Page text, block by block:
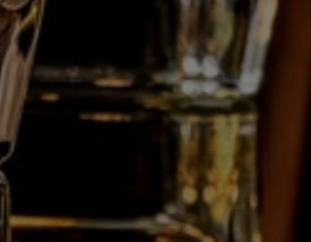
Professionals
Contact
Volg ons op:
Webdesign by IDcreation 2021
Cookie policy
sociale media en advertentiepartners, die deze kunnen combineren met andere
informatie die u aan hen heeft verstrekt of die zij hebben verzameld op basis van uw
gebruik van hun diensten.